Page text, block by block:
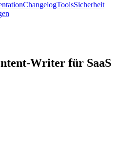
ChangelogToolsSicherheit
Writer für SaaS